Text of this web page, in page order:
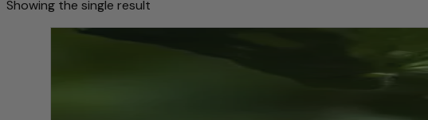
Showing the single result